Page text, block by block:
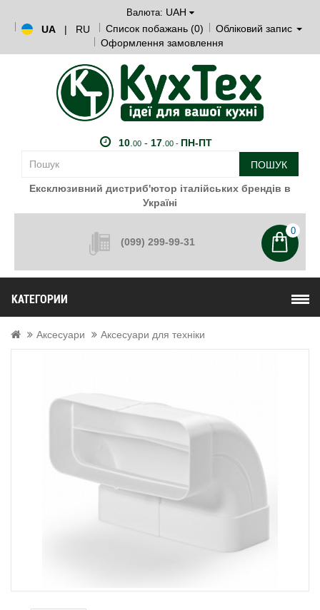
Валюта: UAH
UA
| RU Список побажань (0)
Обліковий запис
Оформлення замовлення
10. 00- 17. 00 - ПН-ПТ
ПОШУК
Ексклюзивний дистриб'ютор італійських брендів в
Україні
(099) 299-99-31
0
КАТЕГОРИИ
Аксесуари Аксесуари для техніки